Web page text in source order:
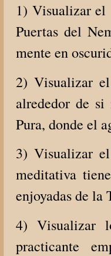
1) Visualizar el
Puertas del
mente en
2) Visualizar
alrededor de
Pura, donde el
3) Visualizar
meditativa
enjoyadas de la
4) Visualizar
practicante